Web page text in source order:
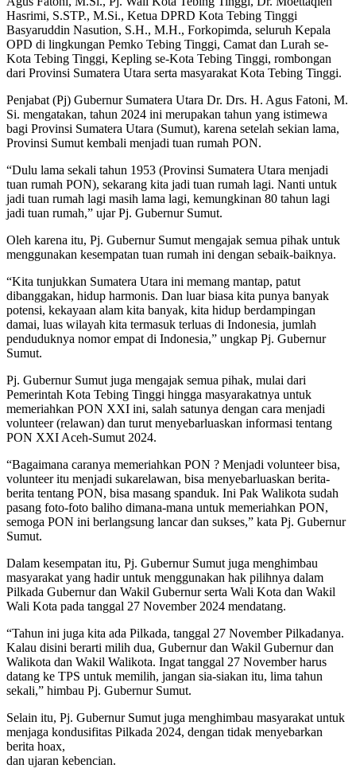
Hasrimi, S.STP., M.Si., Ketua DPRD Kota Tebing Tinggi
Basyaruddin Nasution, S.H., M.H., Forkopimda, seluruh Kepala
OPD di lingkungan Pemko Tebing Tinggi, Camat dan Lurah se-
Kota Tebing Tinggi, Kepling se-Kota Tebing Tinggi, rombongan
dari Provinsi Sumatera Utara serta masyarakat Kota Tebing Tinggi.
Penjabat (Pj) Gubernur Sumatera Utara Dr. Drs. H. Agus Fatoni, M.
Si. mengatakan, tahun 2024 ini merupakan tahun yang istimewa
bagi Provinsi Sumatera Utara (Sumut), karena setelah sekian lama,
Provinsi Sumut kembali menjadi tuan rumah PON.
“Dulu lama sekali tahun 1953 (Provinsi Sumatera Utara menjadi
tuan rumah PON), sekarang kita jadi tuan rumah lagi. Nanti untuk
jadi tuan rumah lagi masih lama lagi, kemungkinan 80 tahun lagi
jadi tuan rumah,” ujar Pj. Gubernur Sumut.
Oleh karena itu, Pj. Gubernur Sumut mengajak semua pihak untuk
menggunakan kesempatan tuan rumah ini dengan sebaik-baiknya.
“Kita tunjukkan Sumatera Utara ini memang mantap, patut
dibanggakan, hidup harmonis. Dan luar biasa kita punya banyak
potensi, kekayaan alam kita banyak, kita hidup berdampingan
damai, luas wilayah kita termasuk terluas di Indonesia, jumlah
penduduknya nomor empat di Indonesia,” ungkap Pj. Gubernur
Sumut.
Pj. Gubernur Sumut juga mengajak semua pihak, mulai dari
Pemerintah Kota Tebing Tinggi hingga masyarakatnya untuk
memeriahkan PON XXI ini, salah satunya dengan cara menjadi
volunteer (relawan) dan turut menyebarluaskan informasi tentang
PON XXI Aceh-Sumut 2024.
“Bagaimana caranya memeriahkan PON ? Menjadi volunteer bisa,
volunteer itu menjadi sukarelawan, bisa menyebarluaskan berita-
berita tentang PON, bisa masang spanduk. Ini Pak Walikota sudah
pasang foto-foto baliho dimana-mana untuk memeriahkan PON,
semoga PON ini berlangsung lancar dan sukses,” kata Pj. Gubernur
Sumut.
Dalam kesempatan itu, Pj. Gubernur Sumut juga menghimbau
masyarakat yang hadir untuk menggunakan hak pilihnya dalam
Pilkada Gubernur dan Wakil Gubernur serta Wali Kota dan Wakil
Wali Kota pada tanggal 27 November 2024 mendatang.
“Tahun ini juga kita ada Pilkada, tanggal 27 November Pilkadanya.
Kalau disini berarti milih dua, Gubernur dan Wakil Gubernur dan
Walikota dan Wakil Walikota. Ingat tanggal 27 November harus
datang ke TPS untuk memilih, jangan sia-siakan itu, lima tahun
sekali,” himbau Pj. Gubernur Sumut.
Selain itu, Pj. Gubernur Sumut juga menghimbau masyarakat untuk
menjaga kondusifitas Pilkada 2024, dengan tidak menyebarkan
berita hoax,
dan ujaran kebencian.